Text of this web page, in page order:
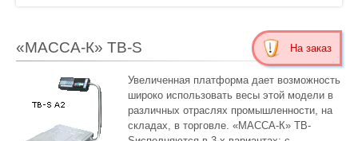
На заказ
«МАССА-К» ТВ-S
Увеличенная платформа дает возможность
широко использовать весы этой модели в
различных отраслях промышленности, на
складах, в торговле. «МАССА-К» ТВ-